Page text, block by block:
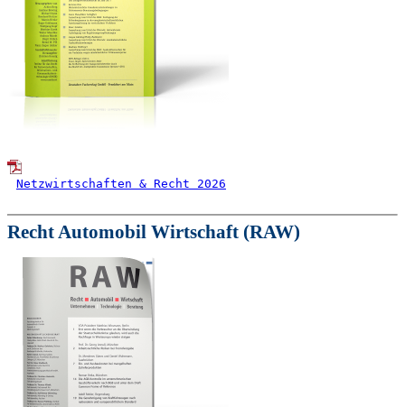
Netzwirtschaften & Recht 2026
Recht Automobil Wirtschaft (RAW)